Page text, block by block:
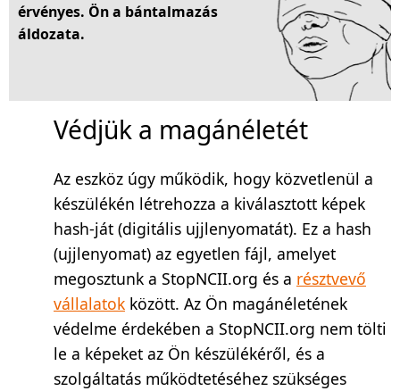
érvényes. Ön a bántalmazás
áldozata.
Védjük a magánéletét
Az eszköz úgy működik, hogy közvetlenül a
készülékén létrehozza a kiválasztott képek
hash-ját (digitális ujjlenyomatát). Ez a hash
(ujjlenyomat) az egyetlen fájl, amelyet
megosztunk a StopNCII.org és a résztvevő
vállalatok között. Az Ön magánéletének
védelme érdekében a StopNCII.org nem tölti
le a képeket az Ön készülékéről, és a
szolgáltatás működtetéséhez szükséges